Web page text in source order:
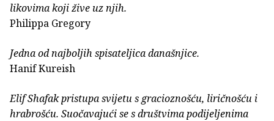
likovima koji žive uz njih.
Philippa Gregory
Jedna od najboljih spisateljica današnjice.
Hanif Kureish
Elif Shafak pristupa svijetu s gracioznošću, liričnošću i
hrabrošću. Suočavajući se s društvima podijeljenima